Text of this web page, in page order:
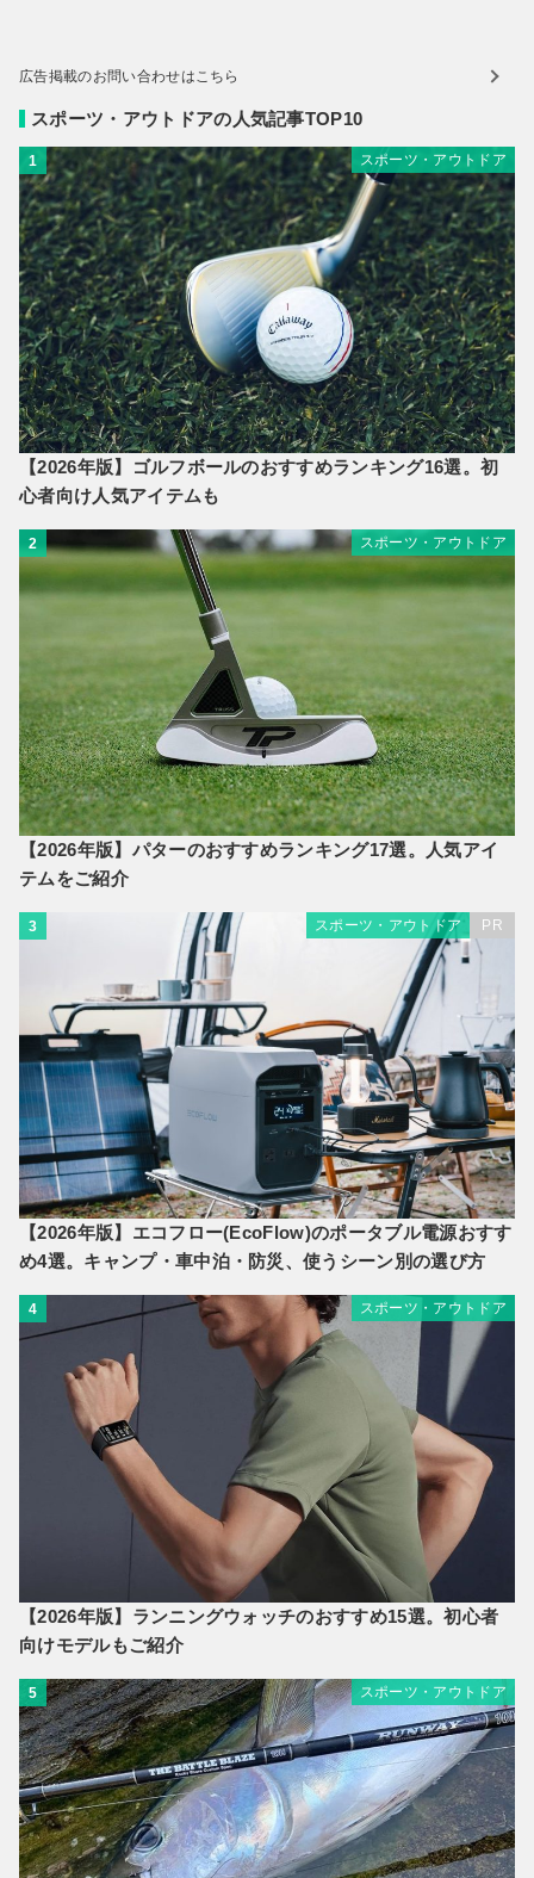
広告掲載のお問い合わせはこちら
スポーツ・アウトドアの人気記事TOP10
1 スポーツ・アウトドア
【2026年版】ゴルフボールのおすすめランキング16選。初
心者向け人気アイテムも
2 スポーツ・アウトドア
【2026年版】パターのおすすめランキング17選。人気アイ
テムをご紹介
3 スポーツ・アウトドア PR
【2026年版】エコフロー(EcoFlow)のポータブル電源おすす
め4選。キャンプ・車中泊・防災、使うシーン別の選び方
4 スポーツ・アウトドア
【2026年版】ランニングウォッチのおすすめ15選。初心者
向けモデルもご紹介
5 スポーツ・アウトドア